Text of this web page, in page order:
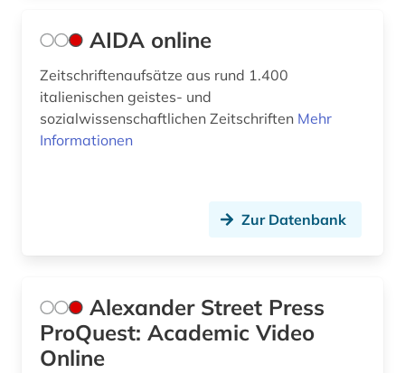
feminismus (1)
fernsehen (2)
AIDA online
Zeitschriftenaufsätze aus rund 1.400
italienischen geistes- und
sozialwissenschaftlichen Zeitschriften Mehr
Informationen
Zur Datenbank
Alexander Street Press
ProQuest: Academic Video
Online